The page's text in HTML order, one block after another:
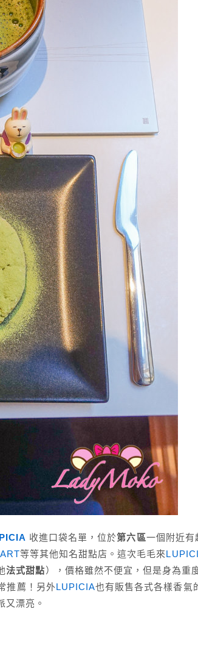
收進口袋名單，位於第六區一個附近有
等等其他知名甜點店。這次毛毛來
法式甜點），價格雖然不便宜，但是身為重
推薦！另外LUPICIA也有販售各式各樣香氣
又漂亮。